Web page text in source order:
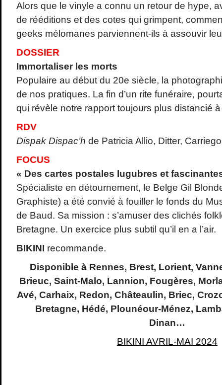
Alors que le vinyle a connu un retour de hype,
de rééditions et des cotes qui grimpent,
geeks mélomanes parviennent-ils à assouvir
DOSSIER
Immortaliser les morts
Populaire au début du 20e siècle, la
de nos pratiques. La fin d’un rite funéraire,
qui révèle notre rapport toujours plus distancié
RDV
Dispak Dispac’h de Patricia Allio, Ditter,
FOCUS
« Des cartes postales lugubres et
Spécialiste en détournement, le Belge Gil
Graphiste) a été convié à fouiller le fonds du
de Baud. Sa mission : s’amuser des clichés
Bretagne. Un exercice plus subtil qu’il en a l’air.
BIKINI recommande.
Disponible à Rennes, Brest, Lorient,
Brieuc, Saint-Malo, Lannion, Fougères,
Avé, Carhaix, Redon, Châteaulin, Briec,
Bretagne, Hédé, Plounéour-Ménez,
Dinan…
BIKINI AVRIL-MAI 2024